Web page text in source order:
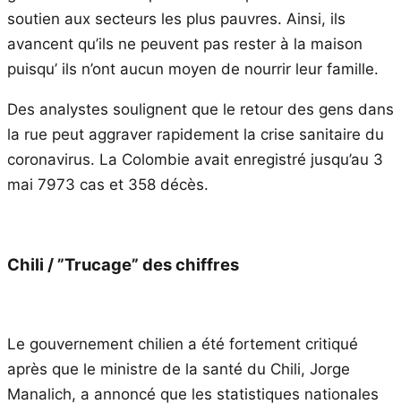
soutien aux secteurs les plus pauvres. Ainsi, ils
avancent qu’ils ne peuvent pas rester à la maison
puisqu’ ils n’ont aucun moyen de nourrir leur famille.
Des analystes soulignent que le retour des gens dans
la rue peut aggraver rapidement la crise sanitaire du
coronavirus. La Colombie avait enregistré jusqu’au 3
mai 7973 cas et 358 décès.
Chili / ”Trucage” des chiffres
Le gouvernement chilien a été fortement critiqué
après que le ministre de la santé du Chili, Jorge
Manalich, a annoncé que les statistiques nationales